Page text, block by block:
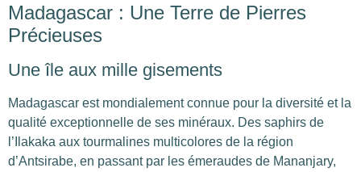
Madagascar : Une Terre de Pierres
Précieuses
Une île aux mille gisements
Madagascar est mondialement connue pour la diversité et la
qualité exceptionnelle de ses minéraux. Des saphirs de
l’Ilakaka aux tourmalines multicolores de la région
d’Antsirabe, en passant par les émeraudes de Mananjary,